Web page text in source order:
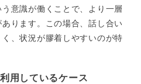
意識が働くことで、より一層
ります。この場合、話し合い
、状況が膠着しやすいのが特
用しているケース